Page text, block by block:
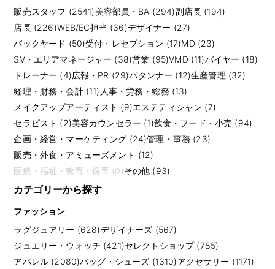
販売スタッフ (2541)美容部員・BA (294)副店長 (194)
店長 (226)WEB/EC担当 (36)デザイナー (27)
バックヤード (50)受付・レセプション (17)MD (23)
SV・エリアマネージャー (38)営業 (95)VMD (11)バイヤー (18)
トレーナー (4)広報・PR (29)パタンナー (12)生産管理 (32)
経理・財務・会計 (11) 人事・労務・総務 (13)
メイクアップアーティスト (9)エステティシャン (7)
セラピスト (2)美容カウンセラー (1)飲食・フード・小売 (94)
企画・経営・マーケティング (24)管理・事務 (23)
販売・外食・アミューズメント (12)
医療・福祉・教育・保育 (0)その他 (93)
カテゴリーから探す
ファッション
ラグジュアリー (628)デザイナーズ (567)
ジュエリー・ウォッチ (421)セレクトショップ (785)
アパレル (2080)バッグ・シューズ (1310)アクセサリー (1171)